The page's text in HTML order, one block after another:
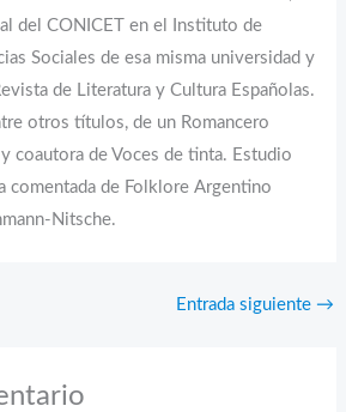
del CONICET en el Instituto de
Sociales de esa misma universidad y
de Literatura y Cultura Españolas.
otros títulos, de un Romancero
coautora de Voces de tinta. Estudio
comentada de Folklore Argentino
Nitsche.
Entrada siguiente →